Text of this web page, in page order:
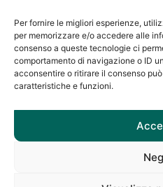
Per fornire le migliori esperienze,
per memorizzare e/o accedere alle
consenso a queste tecnologie ci
comportamento di navigazione o ID
acconsentire o ritirare il consenso
caratteristiche e funzioni.
Terme di Monticelli– Via
(Parma)
P.IVA 00160230348 –
Direttore Sanitario: Dott.